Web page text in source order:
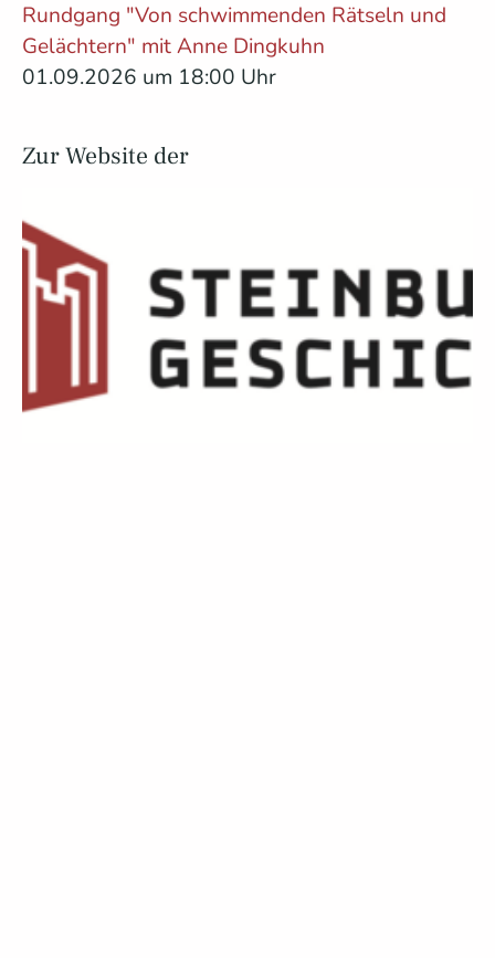
Rundgang "Von schwimmenden Rätseln und
Gelächtern" mit Anne Dingkuhn
01.09.2026 um 18:00 Uhr
Zur Website der